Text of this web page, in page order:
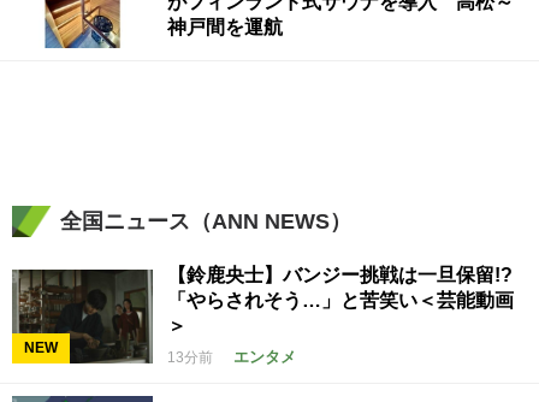
神戸間を運航
全国ニュース（ANN NEWS）
NEW
【鈴鹿央士】バンジー挑戦は一旦保留!?
「やらされそう…」と苦笑い＜芸能動画
＞
13分前 エンタメ